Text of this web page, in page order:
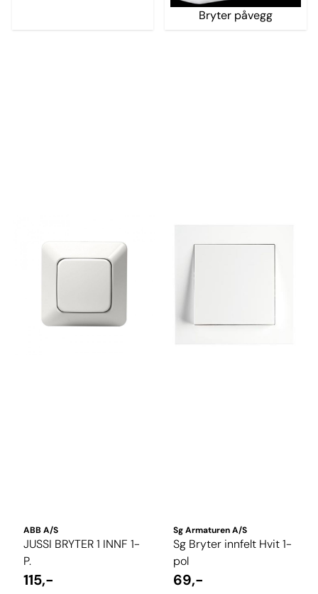
Bryter påvegg
ABB A/S
JUSSI BRYTER 1 INNF 1-
P.
115,-
Sg Armaturen A/S
Sg Bryter innfelt Hvit 1-
pol
69,-